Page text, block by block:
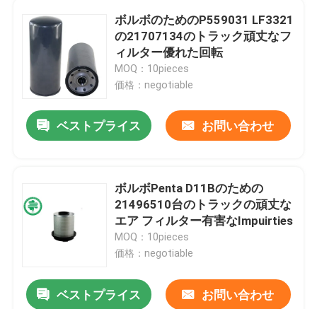
ボルボのためのP559031 LF3321
の21707134のトラック頑丈なフ
ィルター優れた回転
MOQ：10pieces
価格：negotiable
ベストプライス お問い合わせ
ボルボPenta D11Bのための
21496510台のトラックの頑丈な
エア フィルター有害なImpuirties
MOQ：10pieces
価格：negotiable
ベストプライス お問い合わせ